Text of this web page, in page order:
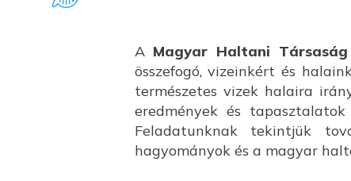
A Magyar Haltani Társaság
összefogó, vizeinkért és
természetes vizek halaira
eredmények és
Feladatunknak tekintjük
hagyományok és a magyar